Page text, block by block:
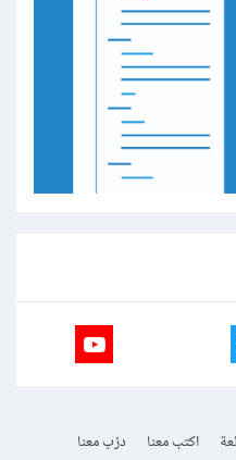
اكتب معنا
درّب معنا